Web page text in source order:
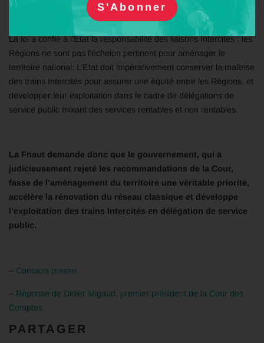
L’aménagement du territoire oublié
La loi a confié à l’Etat la responsabilité des liaisons Intercités : les
Régions ne sont pas l’échelon pertinent pour aménager le
territoire national. L’Etat doit impérativement conserver la maîtrise
des trains Intercités pour assurer une équité entre les Régions, et
développer leur exploitation dans le cadre de délégations de
service public mixant des services rentables et non rentables.
La Fnaut demande donc que le gouvernement, qui a
judicieusement rejeté les recommandations de la Cour,
fasse de l’aménagement du territoire une véritable priorité,
accélère la rénovation du réseau classique et développe
l’exploitation des trains Intercités en délégation de service
public.
– Contacts presse
– Réponse de Didier Migaud, premier président de la Cour des
Comptes
PARTAGER